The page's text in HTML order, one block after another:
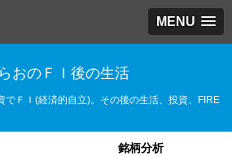
MENU
おのＦＩ後の生活
でＦＩ(経済的自立)。その後の生活、投資、FIRE
銘柄分析